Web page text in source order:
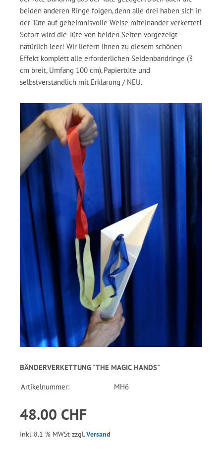
beiden anderen Ringe folgen, denn alle drei haben sich in
der Tüte auf geheimnisvolle Weise miteinander verkettet!
Sofort wird die Tüte von beiden Seiten vorgezeigt -
natürlich leer! Wir liefern Ihnen zu diesem schönen
Effekt komplett alle erforderlichen Seidenbandringe (3
cm breit, Umfang 100 cm), Papiertüte und
selbstverständlich mit Erklärung / NEU.
BÄNDERVERKETTUNG "THE MAGIC HANDS"
Artikelnummer: MH6
48.00 CHF
Inkl. 8.1 % MWSt zzgl.Versand